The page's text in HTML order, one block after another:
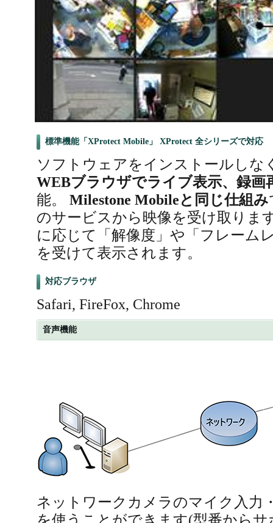
標準機能「XProtect Mobile」 XProtect 全シリーズで対応
ソフトウェアをインストールしな
WEBブラウザでライブ表示、録画
能。 Milestone Mobileと同じ仕組み
のサービスから映像を受け取りま
に応じて「解像度」や「フレーム
を受けて表示されます。
対応ブラウザ
Safari, FireFox, Chrome
音声機能
ネットワークカメラのマイク入力